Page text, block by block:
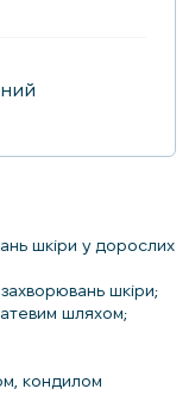
шкіри у дорослих
шкіри;
шляхом;
кондилом